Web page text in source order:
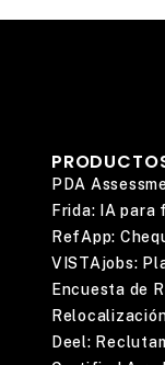
PDA
Frida: IA
RefApp:
VISTAjobs:
Encuesta de
Deel: